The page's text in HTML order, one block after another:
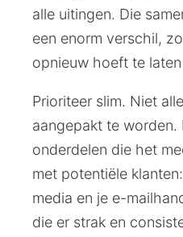
alle uitingen. Die
een enorm verschil,
opnieuw hoeft te
Prioriteer slim. Niet
aangepakt te worden.
onderdelen die het
met potentiële
media en je e-
die er strak en